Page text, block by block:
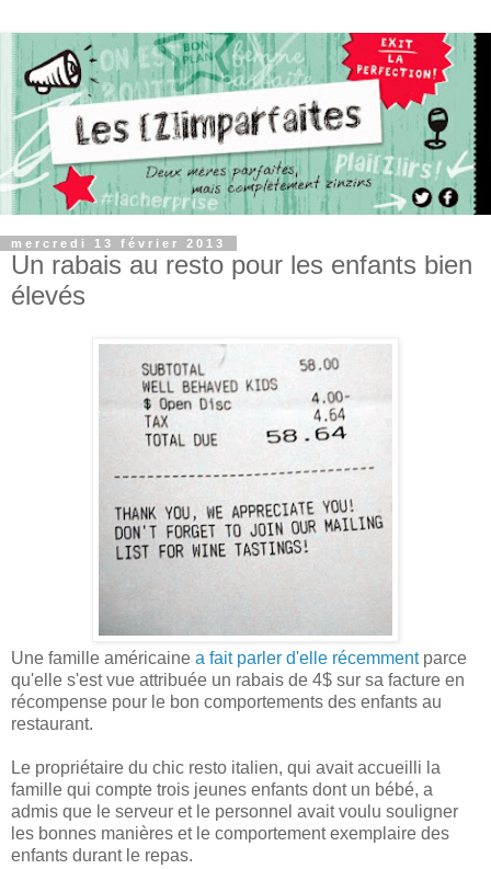
mercredi 13 février 2013
Un rabais au resto pour les enfants bien
élevés
Une famille américaine a fait parler d'elle récemmentparce
qu'elle s'est vue attribuée un rabais de 4$ sur sa facture en
récompense pour le bon comportements des enfants au
restaurant.
Le propriétaire du chic resto italien, qui avait accueilli la
famille qui compte trois jeunes enfants dont un bébé, a
admis que le serveur et le personnel avait voulu souligner
les bonnes manières et le comportement exemplaire des
enfants durant le repas.